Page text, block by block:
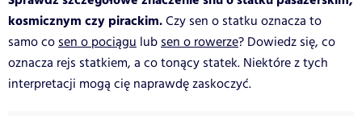
kosmicznym czy pirackim.Czy sen o statku oznacza to
samo cosen o pociągu lubsen o rowerze? Dowiedz się, co
oznacza rejs statkiem, a co tonący statek. Niektóre z tych
interpretacji mogą cię naprawdę zaskoczyć.